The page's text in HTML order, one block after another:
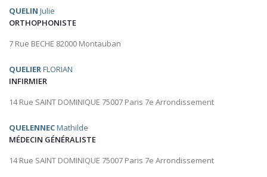
QUELIN Julie
ORTHOPHONISTE
7 Rue BECHE 82000 Montauban
QUELIERFLORIAN
INFIRMIER
14 Rue SAINT DOMINIQUE 75007 Paris 7e Arrondissement
QUELENNECMathilde
MÉDECIN GÉNÉRALISTE
14 Rue SAINT DOMINIQUE 75007 Paris 7e Arrondissement